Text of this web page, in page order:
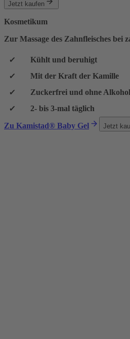
Jetzt kaufen
Kosmetikum
Zur Massage des Zahnfleisches bei
Kühlt und beruhigt
Mit der Kraft der Kamille
Zuckerfrei und ohne Alkohol
2- bis 3-mal täglich
Zu Kamistad® Baby Gel
Jetzt